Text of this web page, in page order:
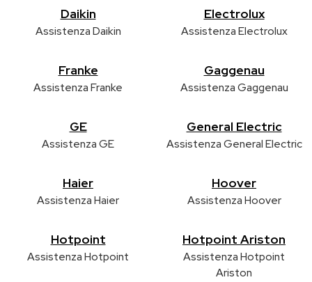
Daikin
Assistenza Daikin
Electrolux
Assistenza Electrolux
Franke
Assistenza Franke
Gaggenau
Assistenza Gaggenau
GE
Assistenza GE
General Electric
Assistenza General Electric
Haier
Assistenza Haier
Hoover
Assistenza Hoover
Hotpoint
Assistenza Hotpoint
Hotpoint Ariston
Assistenza Hotpoint
Ariston